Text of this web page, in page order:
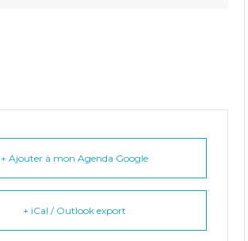
+ Ajouter à mon Agenda Google
+ iCal / Outlook export